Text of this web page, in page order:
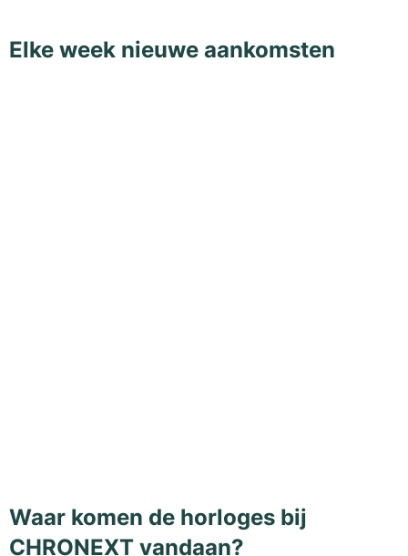
Elke week nieuwe aankomsten
Waar komen de horloges bij
CHRONEXT vandaan?